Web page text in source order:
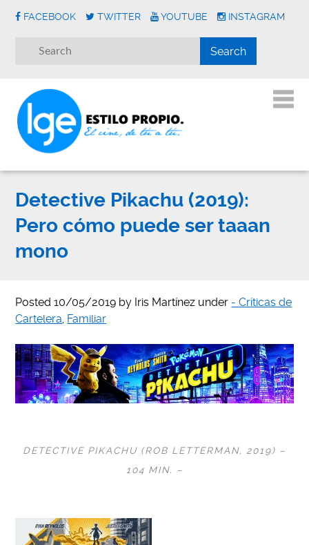
FACEBOOK TWITTER YOUTUBE INSTAGRAM
Detective Pikachu (2019):
Pero cómo puede ser taaan
mono
Posted10/05/2019 by Iris Martínez under - Críticas de
Cartelera, Familiar
DETECTIVE PIKACHU (ROB LETTERMAN, 2019) –
104 MIN. –